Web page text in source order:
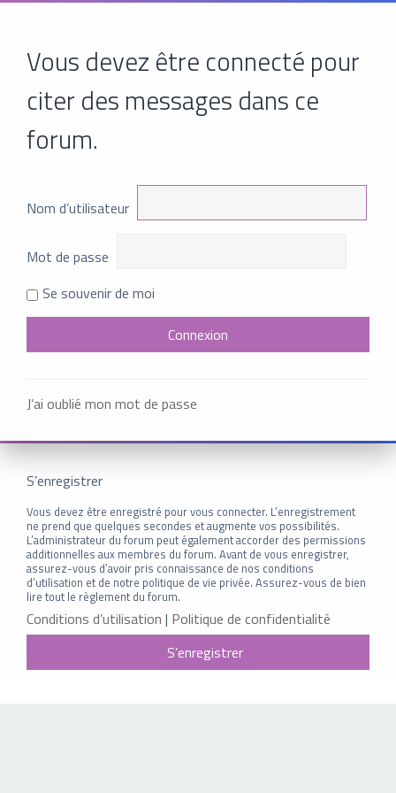
Vous devez être connecté pour
citer des messages dans ce
forum.
Nom d’utilisateur
Mot de passe
Se souvenir de moi
J’ai oublié mon mot de passe
S’enregistrer
Vous devez être enregistré pour vous connecter. L’enregistrement
ne prend que quelques secondes et augmente vos possibilités.
L’administrateur du forum peut également accorder des permissions
additionnelles aux membres du forum. Avant de vous enregistrer,
assurez-vous d’avoir pris connaissance de nos conditions
d’utilisation et de notre politique de vie privée. Assurez-vous de bien
lire tout le règlement du forum.
Conditions d’utilisation | Politique de confidentialité
S’enregistrer